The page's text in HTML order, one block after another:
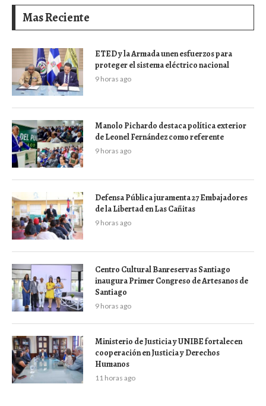
Mas Reciente
ETED y la Armada unen esfuerzos para
proteger el sistema eléctrico nacional
9 horas ago
Manolo Pichardo destaca política exterior
de Leonel Fernández como referente
9 horas ago
Defensa Pública juramenta 27 Embajadores
de la Libertad en Las Cañitas
9 horas ago
Centro Cultural Banreservas Santiago
inaugura Primer Congreso de Artesanos de
Santiago
9 horas ago
Ministerio de Justicia y UNIBE fortalecen
cooperación en Justicia y Derechos
Humanos
11 horas ago